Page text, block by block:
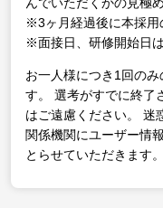
んでいただくかの見極
※3ヶ月経過後に本採用
※面接日、研修開始日
お一人様につき1回の
す。
選考がすでに終了
はご遠慮ください。
迷
関係機関にユーザー情
とらせていただきます。